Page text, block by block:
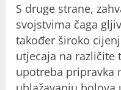
S druge strane,
svojstvima čaga
također široko
utjecaja na različite
upotreba pripravka